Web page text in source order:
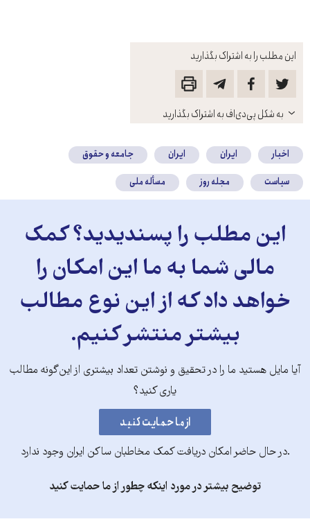
این مطلب را به اشتراک بگذارید
باز
کنید
به شکل پی‌دی‌اف به اشتراک بگذارید
اخبار ایران ایران
جامعه و حقوق
سیاست
مجله روز مسأله ملی
این مطلب را پسندیدید؟ کمک
مالی شما به ما این امکان را
خواهد داد که از این نوع مطالب
بیشتر منتشر کنیم.
آیا مایل هستید ما را در تحقیق و نوشتن تعداد بیشتری از این‌گونه مطالب
یاری کنید؟
.در حال حاضر امکان دریافت کمک مخاطبان ساکن ایران وجود ندارد
توضیح بیشتر در مورد اینکه چطور از ما حمایت کنید